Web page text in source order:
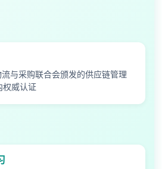
与采购联合会颁发的供应链管理
权威认证